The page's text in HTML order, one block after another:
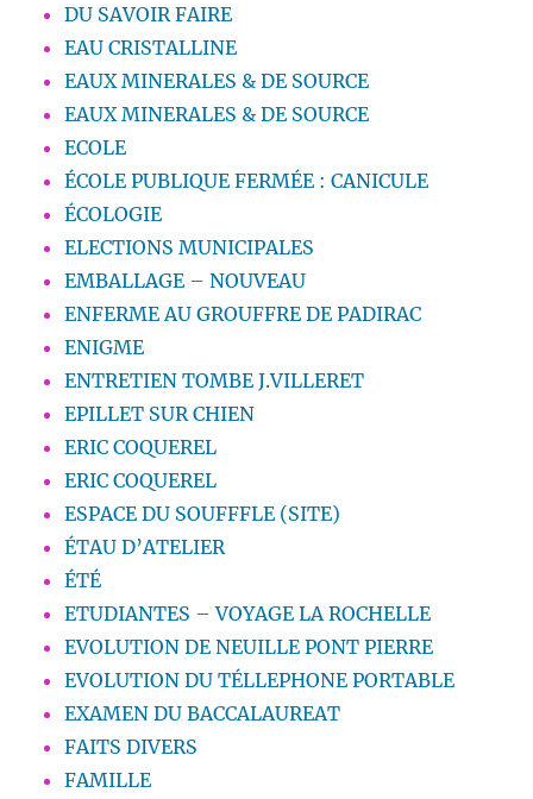
DU SAVOIR FAIRE
EAU CRISTALLINE
EAUX MINERALES & DE SOURCE
EAUX MINERALES & DE SOURCE
ECOLE
ÉCOLE PUBLIQUE FERMÉE : CANICULE
ÉCOLOGIE
ELECTIONS MUNICIPALES
EMBALLAGE – NOUVEAU
ENFERME AU GROUFFRE DE PADIRAC
ENIGME
ENTRETIEN TOMBE J.VILLERET
EPILLET SUR CHIEN
ERIC COQUEREL
ERIC COQUEREL
ESPACE DU SOUFFFLE (SITE)
ÉTAU D’ATELIER
ÉTÉ
ETUDIANTES – VOYAGE LA ROCHELLE
EVOLUTION DE NEUILLE PONT PIERRE
EVOLUTION DU TÉLLEPHONE PORTABLE
EXAMEN DU BACCALAUREAT
FAITS DIVERS
FAMILLE